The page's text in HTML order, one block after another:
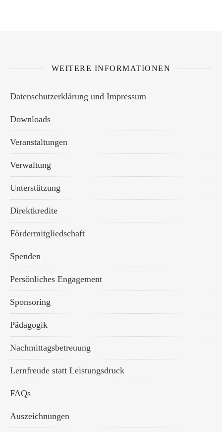
WEITERE INFORMATIONEN
Datenschutzerklärung und Impressum
Downloads
Veranstaltungen
Verwaltung
Unterstützung
Direktkredite
Fördermitgliedschaft
Spenden
Persönliches Engagement
Sponsoring
Pädagogik
Nachmittagsbetreuung
Lernfreude statt Leistungsdruck
FAQs
Auszeichnungen